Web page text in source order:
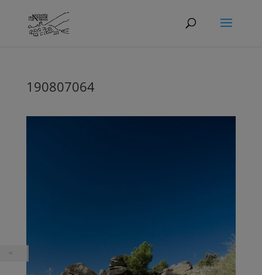
190807064